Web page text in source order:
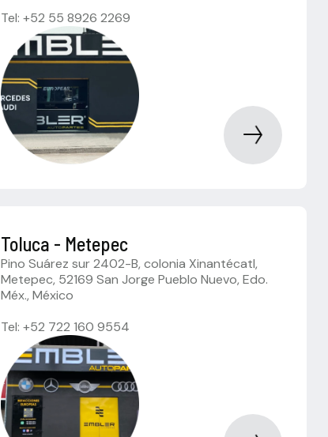
Tel: +52 55 8926 2269
Toluca - Metepec
Pino Suárez sur 2402-B, colonia Xinantécatl,
Metepec, 52169 San Jorge Pueblo Nuevo, Edo.
Méx., México
Tel: +52 722 160 9554